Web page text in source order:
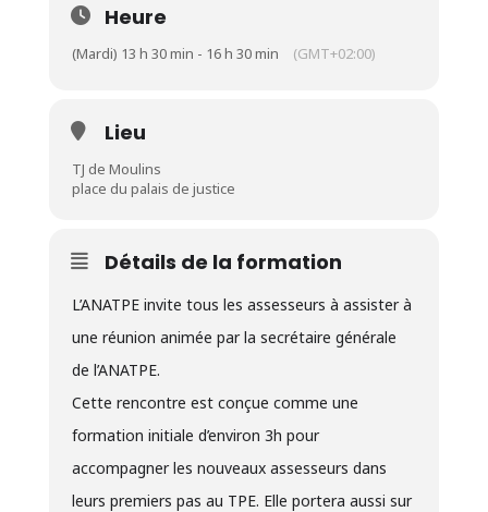
Heure
(Mardi) 13 h 30 min - 16 h 30 min (GMT+02:00)
Lieu
TJ de Moulins
place du palais de justice
Détails de la formation
L’ANATPE invite tous les assesseurs à assister à
une réunion animée par la secrétaire générale
de l’ANATPE.
Cette rencontre est conçue comme une
formation initiale d’environ 3h pour
accompagner les nouveaux assesseurs dans
leurs premiers pas au TPE. Elle portera aussi sur